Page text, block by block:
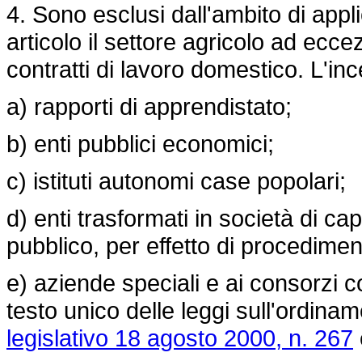
4. Sono esclusi dall'ambito di
articolo il settore agricolo ad
contratti di lavoro domestico.
a) rapporti di apprendistato;
b) enti pubblici economici;
c) istituti autonomi case popolari;
d) enti trasformati in società di
pubblico, per effetto di
e) aziende speciali e ai consorzi
testo unico delle leggi
legislativo 18 agosto 2000, n. 267